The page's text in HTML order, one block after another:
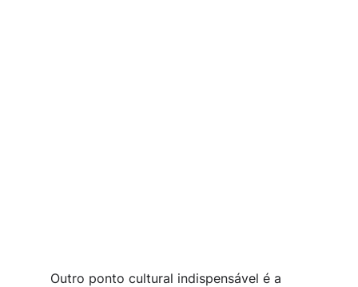
Outro ponto cultural indispensável é a